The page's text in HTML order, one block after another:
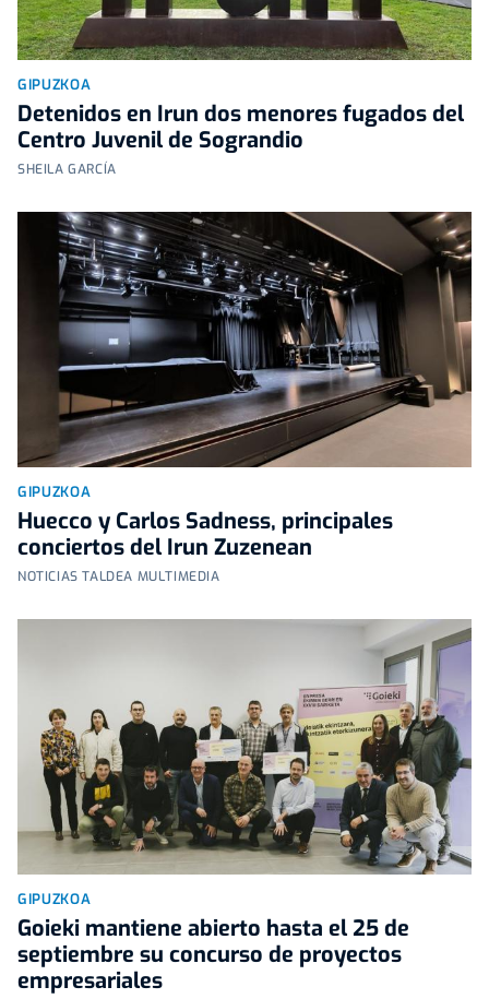
GIPUZKOA
Detenidos en Irun dos menores fugados del
Centro Juvenil de Sograndio
SHEILA GARCÍA
GIPUZKOA
Huecco y Carlos Sadness, principales
conciertos del Irun Zuzenean
NOTICIAS TALDEA MULTIMEDIA
GIPUZKOA
Goieki mantiene abierto hasta el 25 de
septiembre su concurso de proyectos
empresariales